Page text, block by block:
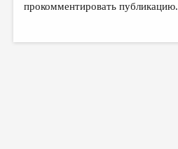
ТРЕДИАКОВСКИЙ
прокомментировать публикацию.